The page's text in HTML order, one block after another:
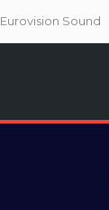
Eurovision Sound